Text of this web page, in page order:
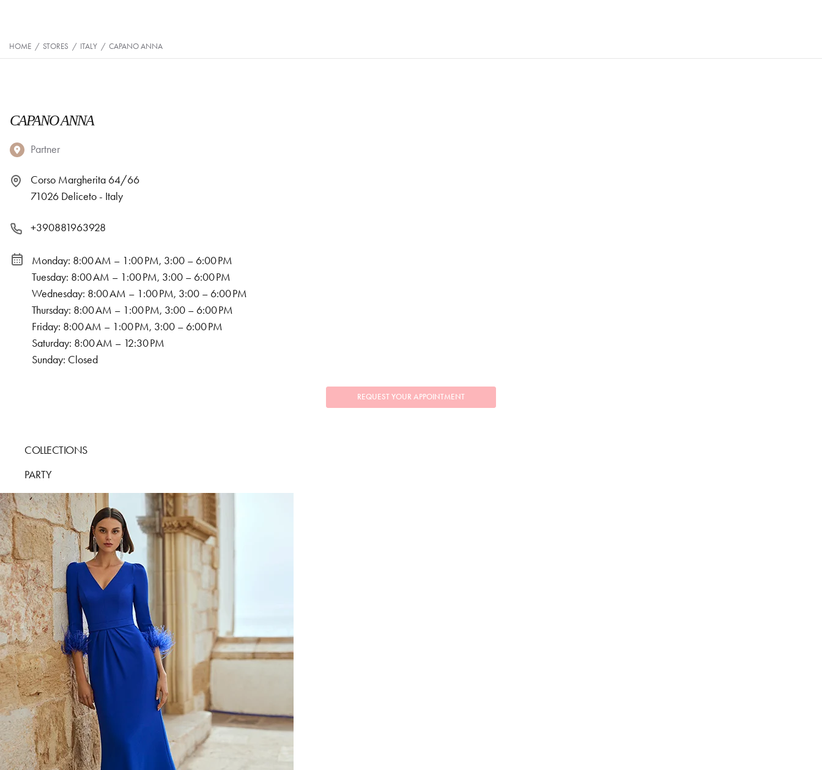
HOME / STORES / ITALY / CAPANO ANNA
CAPANO ANNA
Partner
Corso Margherita 64/66
71026 Deliceto - Italy
+390881963928
Monday: 8:00 AM – 1:00 PM, 3:00 – 6:00 PM
Tuesday: 8:00 AM – 1:00 PM, 3:00 – 6:00 PM
Wednesday: 8:00 AM – 1:00 PM, 3:00 – 6:00 PM
Thursday: 8:00 AM – 1:00 PM, 3:00 – 6:00 PM
Friday: 8:00 AM – 1:00 PM, 3:00 – 6:00 PM
Saturday: 8:00 AM – 12:30 PM
Sunday: Closed
REQUEST YOUR APPOINTMENT
COLLECTIONS
PARTY